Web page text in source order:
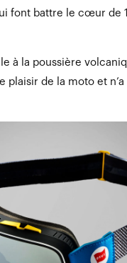
font battre le cœur de
à la poussière
plaisir de la moto et